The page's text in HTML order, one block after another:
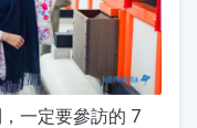
一定要參訪的 7